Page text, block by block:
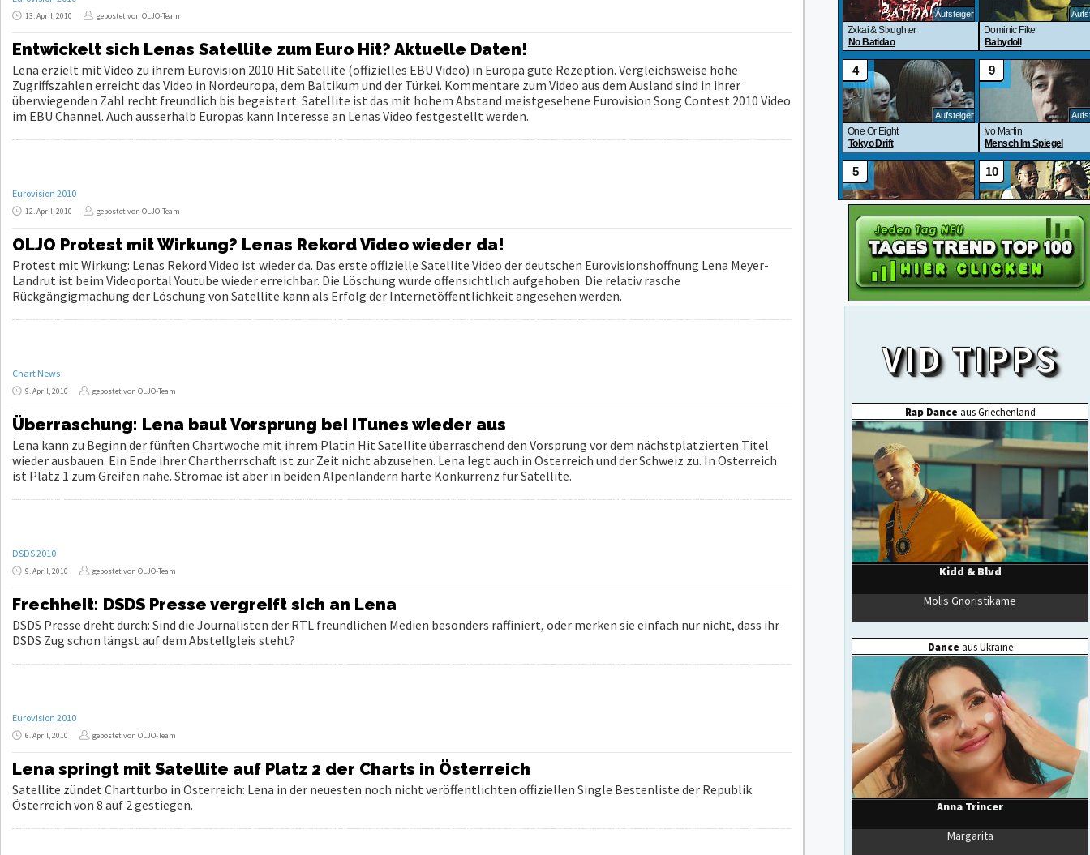
13. April, 2010 gepostet von OLJO-Team
Entwickelt sich Lenas Satellite zum Euro Hit? Aktuelle Daten!
Lena erzielt mit Video zu ihrem Eurovision 2010 Hit Satellite (offizielles EBU Video) in Europa gute Rezeption. Vergleichsweise hohe
Zugriffszahlen erreicht das Video in Nordeuropa, dem Baltikum und der Türkei. Kommentare zum Video aus dem Ausland sind in ihrer
überwiegenden Zahl recht freundlich bis begeistert. Satellite ist das mit hohem Abstand meistgesehene Eurovision Song Contest 2010 Video
im EBU Channel. Auch ausserhalb Europas kann Interesse an Lenas Video festgestellt werden.
Eurovision 2010
12. April, 2010 gepostet von OLJO-Team
OLJO Protest mit Wirkung? Lenas Rekord Video wieder da!
Protest mit Wirkung: Lenas Rekord Video ist wieder da. Das erste offizielle Satellite Video der deutschen Eurovisionshoffnung Lena Meyer-
Landrut ist beim Videoportal Youtube wieder erreichbar. Die Löschung wurde offensichtlich aufgehoben. Die relativ rasche
Rückgängigmachung der Löschung von Satellite kann als Erfolg der Internetöffentlichkeit angesehen werden.
Chart News
9. April, 2010 gepostet von OLJO-Team
Überraschung: Lena baut Vorsprung bei iTunes wieder aus
Lena kann zu Beginn der fünften Chartwoche mit ihrem Platin Hit Satellite überraschend den Vorsprung vor dem nächstplatzierten Titel
wieder ausbauen. Ein Ende ihrer Chartherrschaft ist zur Zeit nicht abzusehen. Lena legt auch in Österreich und der Schweiz zu. In Österreich
ist Platz 1 zum Greifen nahe. Stromae ist aber in beiden Alpenländern harte Konkurrenz für Satellite.
DSDS 2010
9. April, 2010 gepostet von OLJO-Team
Frechheit: DSDS Presse vergreift sich an Lena
DSDS Presse dreht durch: Sind die Journalisten der RTL freundlichen Medien besonders raffiniert, oder merken sie einfach nur nicht, dass ihr
DSDS Zug schon längst auf dem Abstellgleis steht?
Eurovision 2010
6. April, 2010 gepostet von OLJO-Team
Lena springt mit Satellite auf Platz 2 der Charts in Österreich
Satellite zündet Chartturbo in Österreich: Lena in der neuesten noch nicht veröffentlichten offiziellen Single Bestenliste der Republik
Österreich von 8 auf 2 gestiegen.